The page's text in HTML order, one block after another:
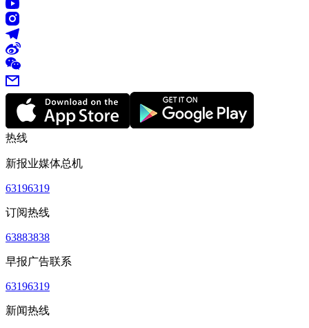
热线
新报业媒体总机
63196319
订阅热线
63883838
早报广告联系
63196319
新闻热线